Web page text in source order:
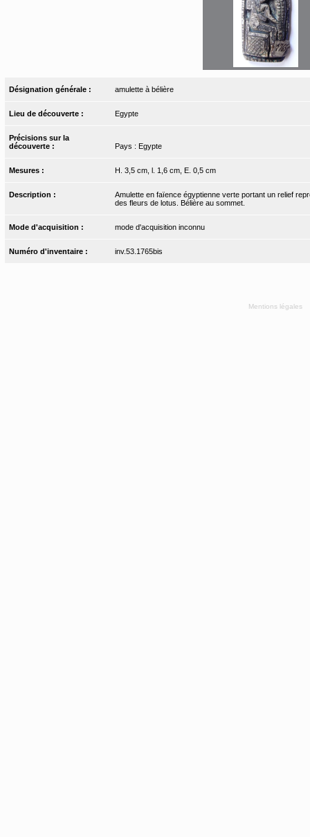
Désignation générale : amulette à bélière
Lieu de découverte : Egypte
Précisions sur la
découverte :
Pays : Egypte
Mesures : H. 3,5 cm, l. 1,6 cm, E. 0,5 cm
Description :
Amulette en faïence égyptienne verte portant un relief
des fleurs de lotus. Bélière au sommet.
Mode d'acquisition : mode d'acquisition inconnu
Numéro d'inventaire : inv.53.1765bis
Mentions légales